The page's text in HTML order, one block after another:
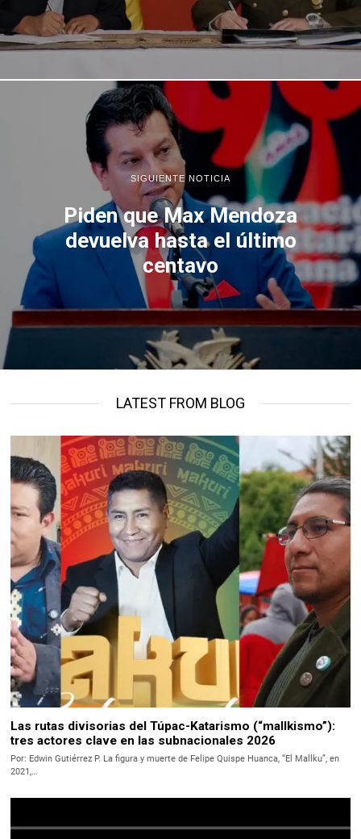
SIGUIENTE NOTICIA
Piden que Max Mendoza
devuelva hasta el último
centavo
LATEST FROM BLOG
Las rutas divisorias del Túpac-Katarismo (“mallkismo”):
tres actores clave en las subnacionales 2026
Por: Edwin Gutiérrez P. La figura y muerte de Felipe Quispe Huanca, “El Mallku”, en
2021,…